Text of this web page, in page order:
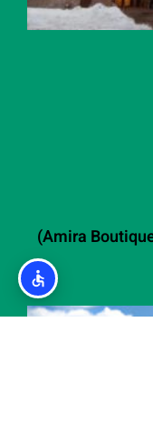
מלון אמירה בוטיק בנסקו (Amira Boutique Hotel)